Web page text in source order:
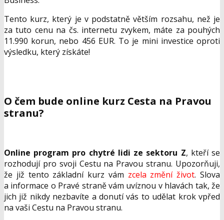
Tento kurz, který je v podstatně větším rozsahu, než je
za tuto cenu na čs. internetu zvykem, máte za pouhých
11.990 korun, nebo 456 EUR. To je mini investice oproti
výsledku, který získáte!
O čem bude online kurz Cesta na Pravou
stranu?
Online program pro chytré lidi ze sektoru Z, kteří se
rozhodují pro svoji Cestu na Pravou stranu. Upozorňuji,
že již tento základní kurz vám zcela změní život. Slova
a informace o Pravé straně vám uvíznou v hlavách tak, že
jich již nikdy nezbavíte a donutí vás to udělat krok vpřed
na vaši Cestu na Pravou stranu.